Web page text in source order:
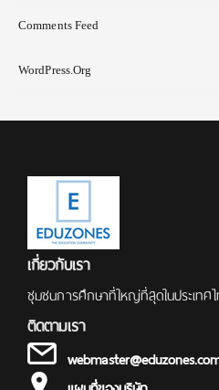
Comments Feed
WordPress.org
เกี่ยวกับเรา
ชุมชนการศึกษาที่ใหญ่ที่สุดในประเทศ
ติดตามเรา